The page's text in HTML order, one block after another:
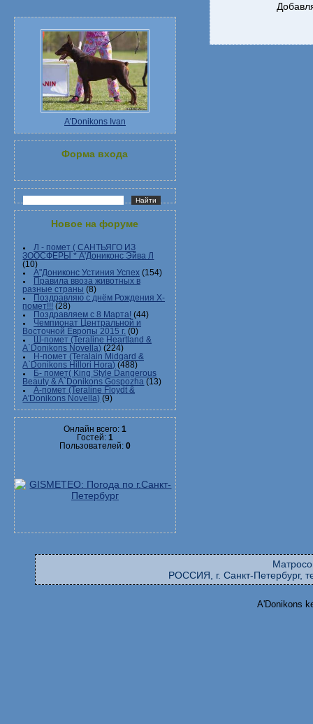
A'Donikons Ivan
Форма входа
Новое на форуме
Л - помет ( САНТЬЯГО ИЗ
ЗООСФЕРЫ * А'Дониконс Эйва Л
(10)
А"Дониконс Устиния Успех (154)
Правила ввоза животных в
разные страны (8)
Поздравляю с днём Рождения Х-
помет!!! (28)
Поздравляем с 8 Марта! (44)
Чемпионат Центральной и
Восточной Европы 2015 г. (0)
Ш-помет (Teraline Heartland &
A`Donikons Novella) (224)
Н-помет (Teralain Midgard &
A`Donikons Hillori Hora) (488)
Б- помет( King Style Dangerous
Beauty & A`Donikons Gospozha (13)
А-помет (Teraline Floydt &
A'Donikons Novella) (9)
Онлайн всего: 1
Гостей: 1
Пользователей: 0
РОССИЯ, г. Санкт-Петербург,
A'Donikons